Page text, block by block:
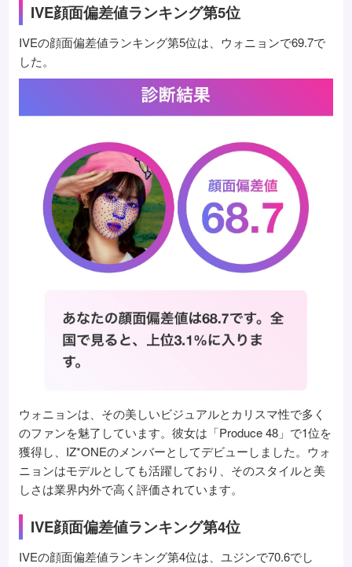
IVE顔面偏差値ランキング第5位
IVEの顔面偏差値ランキング第5位は、ウォニョンで69.7で
した。
ウォニョンは、その美しいビジュアルとカリスマ性で多く
のファンを魅了しています。彼女は「Produce 48」で1位を
獲得し、IZ*ONEのメンバーとしてデビューしました。ウォ
ニョンはモデルとしても活躍しており、そのスタイルと美
しさは業界内外で高く評価されています。
IVE顔面偏差値ランキング第4位
IVEの顔面偏差値ランキング第4位は、ユジンで70.6でし